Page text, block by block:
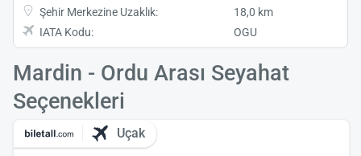
Şehir Merkezine Uzaklık:
18,0 km
IATA Kodu:
OGU
Mardin - Ordu Arası Seyahat
Seçenekleri
Uçak